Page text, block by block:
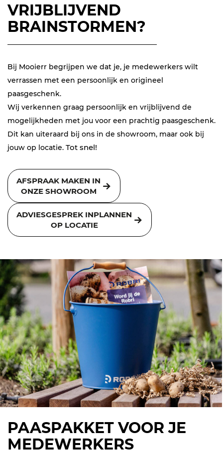
VRIJBLIJVEND
BRAINSTORMEN?
Bij Mooierr begrijpen we dat je, je medewerkers wilt
verrassen met een persoonlijk en origineel
paasgeschenk.
Wij verkennen graag persoonlijk en vrijblijvend de
mogelijkheden met jou voor een prachtig paasgeschenk.
Dit kan uiteraard bij ons in de showroom, maar ook bij
jouw op locatie. Tot snel!
AFSPRAAK MAKEN IN
ONZE SHOWROOM
ADVIESGESPREK INPLANNEN
OP LOCATIE
PAASPAKKET VOOR JE
MEDEWERKERS